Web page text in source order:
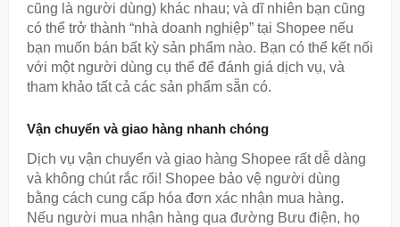
cũng là người dùng) khác nhau; và dĩ nhiên bạn cũng
có thể trở thành “nhà doanh nghiệp” tại Shopee nếu
bạn muốn bán bất kỳ sản phẩm nào. Bạn có thể kết nối
với một người dùng cụ thể để đánh giá dịch vụ, và
tham khảo tất cả các sản phẩm sẵn có.
Vận chuyển và giao hàng nhanh chóng
Dịch vụ vận chuyển và giao hàng Shopee rất dễ dàng
và không chút rắc rối! Shopee bảo vệ người dùng
bằng cách cung cấp hóa đơn xác nhận mua hàng.
Nếu người mua nhận hàng qua đường Bưu điện, họ